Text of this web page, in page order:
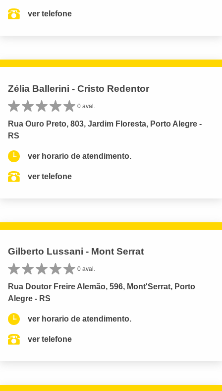
ver telefone
Zélia Ballerini - Cristo Redentor
0 aval.
Rua Ouro Preto, 803, Jardim Floresta, Porto Alegre -
RS
ver horario de atendimento.
ver telefone
Gilberto Lussani - Mont Serrat
0 aval.
Rua Doutor Freire Alemão, 596, Mont'Serrat, Porto
Alegre - RS
ver horario de atendimento.
ver telefone